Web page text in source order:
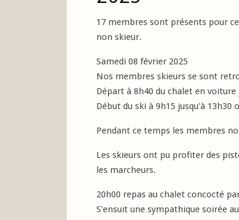
17 membres sont présents pour
non skieur.
Samedi 08 février 2025
Nos membres skieurs se sont
Départ à 8h40 du chalet en
Début du ski à 9h15 jusqu'à
Pendant ce temps les membres
Les skieurs ont pu profiter des
les marcheurs.
20h00 repas au chalet concocté
S'ensuit une sympathique soirée